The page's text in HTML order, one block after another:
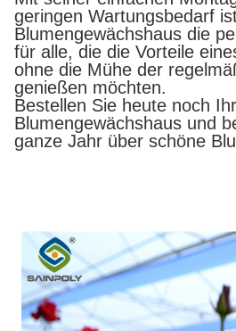
geringen Wartungsbedarf
Blumengewächshaus die
für alle, die die Vorteile
ohne die Mühe der
genießen möchten.
Bestellen Sie heute noch Ihr
Blumengewächshaus und
ganze Jahr über schöne